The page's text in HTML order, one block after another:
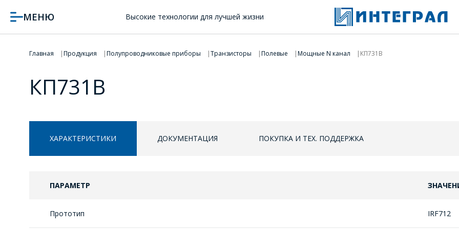
МЕНЮ Высокие технологии для лучшей жизни
Главная Продукция Полупроводниковые приборы Транзисторы Полевые Мощные N канал КП731В
КП731В
ХАРАКТЕРИСТИКИ ДОКУМЕНТАЦИЯ ПОКУПКА И ТЕХ. ПОДДЕРЖКА
ПАРАМЕТР
Прототип IRF712